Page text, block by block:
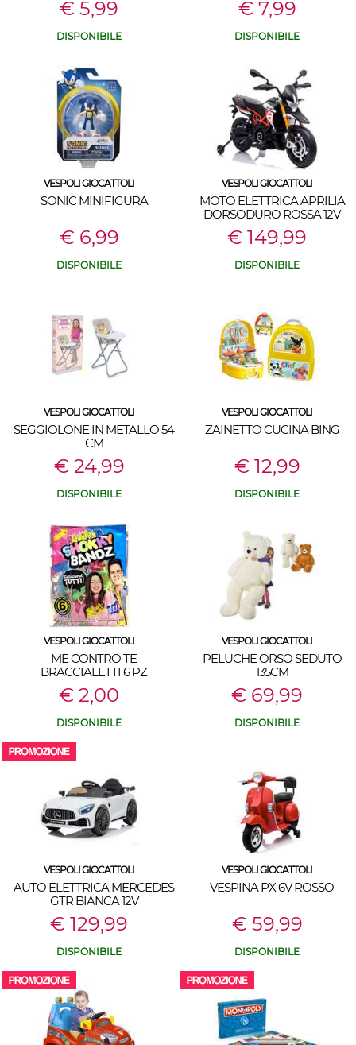
€ 5,99
DISPONIBILE
€ 7,99
DISPONIBILE
VESPOLI GIOCATTOLI
SONIC MINIFIGURA
€ 6,99
DISPONIBILE
VESPOLI GIOCATTOLI
MOTO ELETTRICA APRILIA
DORSODURO ROSSA 12V
€ 149,99
DISPONIBILE
VESPOLI GIOCATTOLI
SEGGIOLONE IN METALLO 54
CM
€ 24,99
DISPONIBILE
VESPOLI GIOCATTOLI
ZAINETTO CUCINA BING
€ 12,99
DISPONIBILE
VESPOLI GIOCATTOLI
ME CONTRO TE
BRACCIALETTI 6 PZ
€ 2,00
DISPONIBILE
VESPOLI GIOCATTOLI
PELUCHE ORSO SEDUTO
135CM
€ 69,99
DISPONIBILE
VESPOLI GIOCATTOLI
AUTO ELETTRICA MERCEDES
GTR BIANCA 12V
€ 129,99
DISPONIBILE
VESPOLI GIOCATTOLI
VESPINA PX 6V ROSSO
€ 59,99
DISPONIBILE